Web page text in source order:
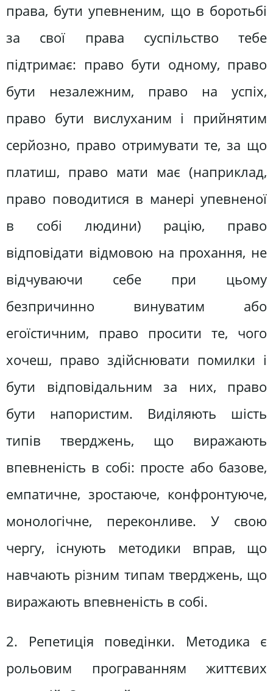
права, бути упевненим, що в боротьбі
за свої права суспільство тебе
підтримає: право бути одному, право
бути незалежним, право на успіх,
право бути вислуханим і прийнятим
серйозно, право отримувати те, за що
платиш, право мати має (наприклад,
право поводитися в манері упевненої
в собі людини) рацію, право
відповідати відмовою на прохання, не
відчуваючи себе при цьому
безпричинно винуватим або
егоїстичним, право просити те, чого
хочеш, право здійснювати помилки і
бути відповідальним за них, право
бути напористим. Виділяють шість
типів тверджень, що виражають
впевненість в собі: просте або базове,
емпатичне, зростаюче, конфронтуюче,
монологічне, переконливе. У свою
чергу, існують методики вправ, що
навчають різним типам тверджень, що
виражають впевненість в собі.
2. Репетиція поведінки. Методика є
рольовим програванням життєвих